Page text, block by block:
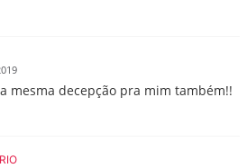
mesma decepção pra mim também!!